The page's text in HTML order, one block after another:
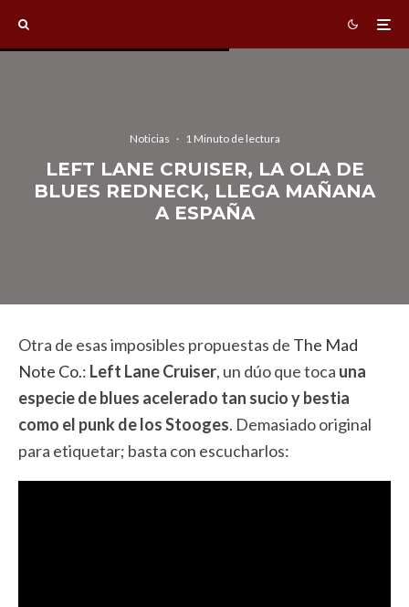
Noticias · 1 Minuto de lectura
LEFT LANE CRUISER, LA OLA DE
BLUES REDNECK, LLEGA MAÑANA
A ESPAÑA
Otra de esas imposibles propuestas de The Mad
Note Co.: Left Lane Cruiser, un dúo que toca una
especie de blues acelerado tan sucio y bestia
como el punk de los Stooges. Demasiado original
para etiquetar; basta con escucharlos: